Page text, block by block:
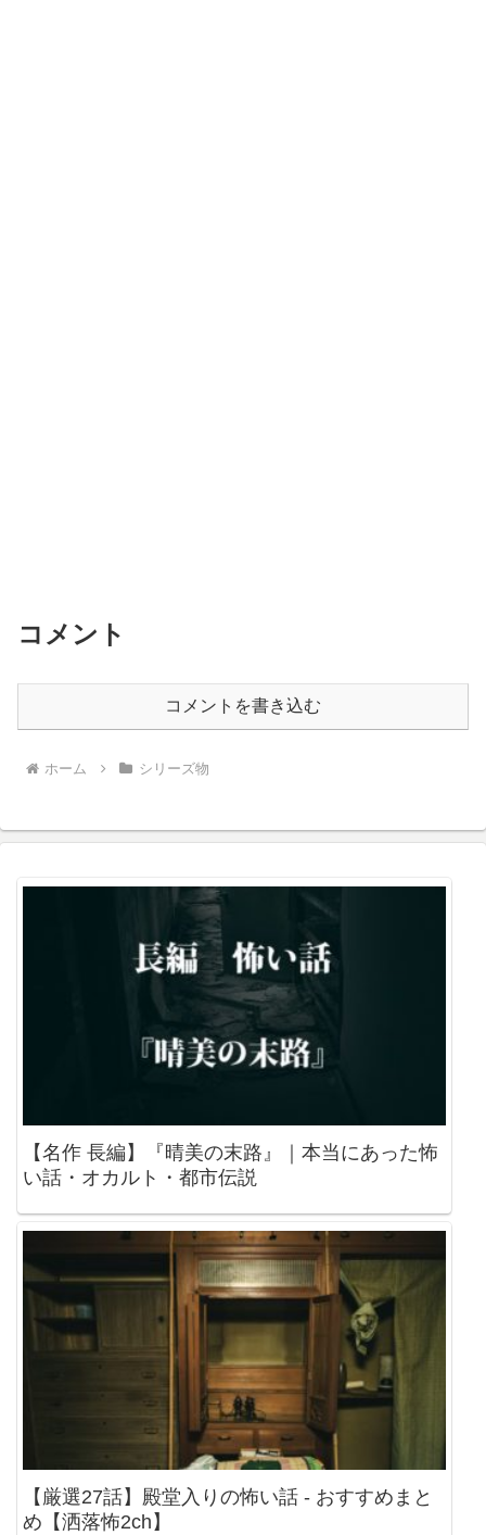
コメント
コメントを書き込む
ホーム シリーズ物
【名作 長編】『晴美の末路』｜本当にあった怖
い話・オカルト・都市伝説
【厳選27話】殿堂入りの怖い話 - おすすめまと
め【洒落怖2ch】